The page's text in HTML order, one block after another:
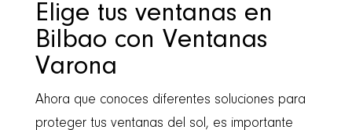
Elige tus ventanas en
Bilbao con Ventanas
Varona
Ahora que conoces diferentes soluciones para
proteger tus ventanas del sol, es importante